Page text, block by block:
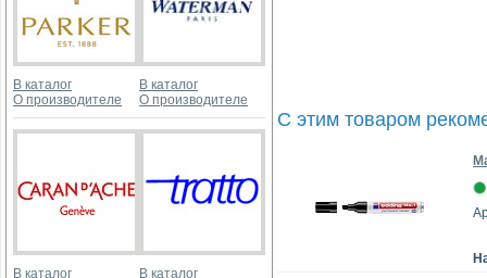
В каталог
О производителе
В каталог
О производителе
В каталог
В каталог
С этим товаром